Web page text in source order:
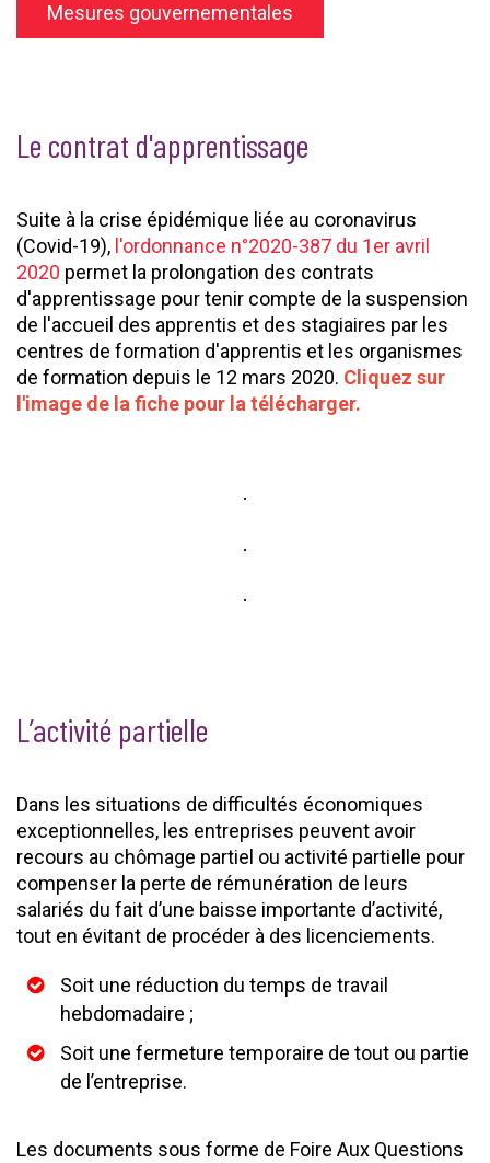
Mesures gouvernementales
Le contrat d'apprentissage
Suite à la crise épidémique liée au coronavirus
(Covid-19), l'ordonnance n°2020-387 du 1er avril
2020 permet la prolongation des contrats
d'apprentissage pour tenir compte de la suspension
de l'accueil des apprentis et des stagiaires par les
centres de formation d'apprentis et les organismes
de formation depuis le 12 mars 2020. Cliquez sur
l'image de la fiche pour la télécharger.
L’activité partielle
Dans les situations de difficultés économiques
exceptionnelles, les entreprises peuvent avoir
recours au chômage partiel ou activité partielle pour
compenser la perte de rémunération de leurs
salariés du fait d’une baisse importante d’activité,
tout en évitant de procéder à des licenciements.
Soit une réduction du temps de travail
hebdomadaire ;
Soit une fermeture temporaire de tout ou partie
de l’entreprise.
Les documents sous forme de Foire Aux Questions